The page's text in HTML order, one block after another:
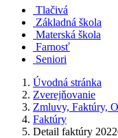
Tlačivá
Základná škola
Materská škola
Farnosť
Seniori
Úvodná stránka
Zverejňovanie
Zmluvy, Faktúry,
Faktúry
Detail faktúry